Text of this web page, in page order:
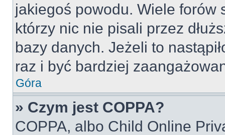
jakiegoś powodu. Wiele forów
którzy nic nie pisali przez
bazy danych. Jeżeli to
raz i być bardziej
Góra
» Czym jest COPPA?
COPPA, albo Child Online